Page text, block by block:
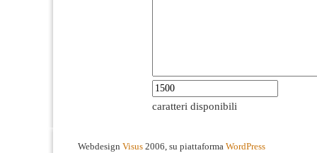
caratteri disponibili
Webdesign Visus 2006, su piattaforma WordPress